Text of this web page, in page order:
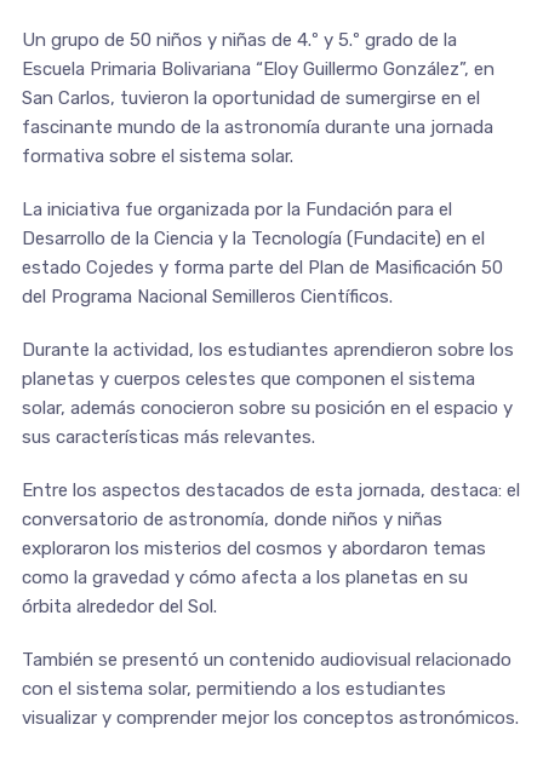
Un grupo de 50 niños y niñas de 4.º y 5.º grado de la
Escuela Primaria Bolivariana “Eloy Guillermo González”, en
San Carlos, tuvieron la oportunidad de sumergirse en el
fascinante mundo de la astronomía durante una jornada
formativa sobre el sistema solar.
La iniciativa fue organizada por la Fundación para el
Desarrollo de la Ciencia y la Tecnología (Fundacite) en el
estado Cojedes y forma parte del Plan de Masificación 50
del Programa Nacional Semilleros Científicos.
Durante la actividad, los estudiantes aprendieron sobre los
planetas y cuerpos celestes que componen el sistema
solar, además conocieron sobre su posición en el espacio y
sus características más relevantes.
Entre los aspectos destacados de esta jornada, destaca: el
conversatorio de astronomía, donde niños y niñas
exploraron los misterios del cosmos y abordaron temas
como la gravedad y cómo afecta a los planetas en su
órbita alrededor del Sol.
También se presentó un contenido audiovisual relacionado
con el sistema solar, permitiendo a los estudiantes
visualizar y comprender mejor los conceptos astronómicos.